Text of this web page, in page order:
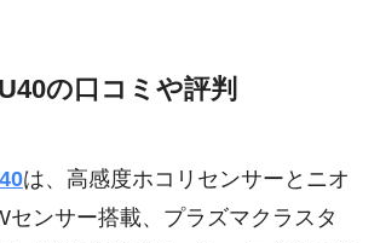
の口コミや評判
は、高感度ホコリセンサーとニオ
センサー搭載、プラズマクラスタ